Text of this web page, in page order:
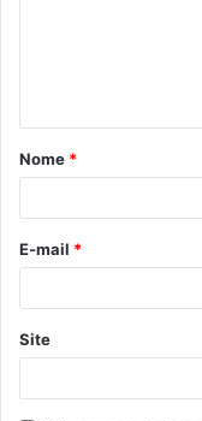
á
r
*
Nome *
E-mail *
Site